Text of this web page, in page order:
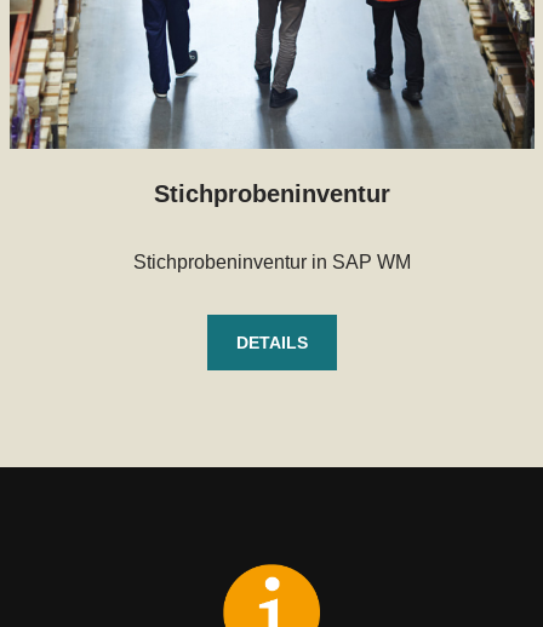
Stichprobeninventur
Stichprobeninventur in SAP WM
DETAILS